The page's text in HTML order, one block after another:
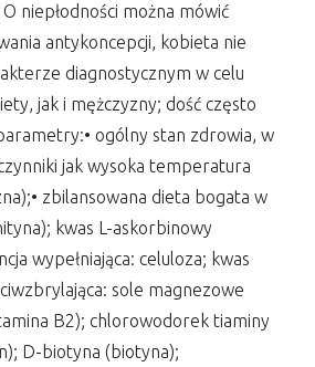
niepłodności można mówić
antykoncepcji, kobieta nie
diagnostycznym w celu
jak i mężczyzny; dość często
ogólny stan zdrowia, w
jak wysoka temperatura
zbilansowana dieta bogata w
kwas L-askorbinowy
wypełniająca: celuloza; kwas
sole magnezowe
B2); chlorowodorek tiaminy
D-biotyna (biotyna);